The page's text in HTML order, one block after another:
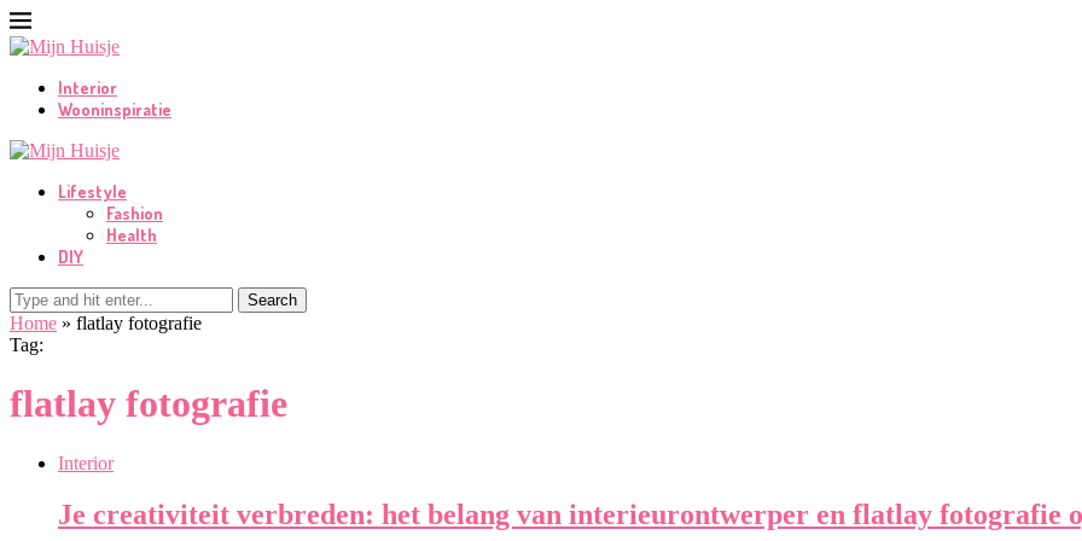
Interior
Wooninspiratie
Lifestyle
Fashion
Health
DIY
Search
Home » flatlay fotografie
Tag:
flatlay fotografie
Interior
Je creativiteit verbreden: het belang van interieurontwerper en flatlay fotografie